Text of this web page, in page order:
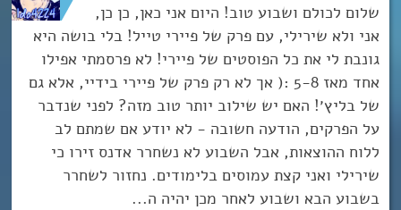
שלום לכולם ושבוע טוב! היום אני כאן, כן כן,
אני ולא שירילי, עם פרק של פיירי טייל! בלי בושה היא
גונבת לי את כל הפוסטים של פיירי! לא פרסמתי אפילו
אחד מאז 5-8 :( אך לא רק פרק של פיירי בידיי, אלא גם
של בליץ׳! האם יש שילוב יותר טוב מזה? לפני שנדבר
על הפרקים, הודעה חשובה - לא יודע אם שמתם לב
ללוח ההוצאות, אבל השבוע לא נשחרר אדנס זירו כי
שירילי ואני קצת עמוסים בלימודים. נחזור לשחרר
בשבוע הבא ושבוע לאחר מכן יהיה ה...